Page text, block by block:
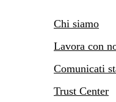
Chi siamo
Lavora con
Comunicati
Trust Center